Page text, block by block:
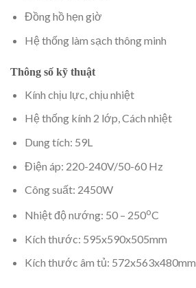
Đồng hồ hẹn giờ
Hệ thống làm sạch thông minh
Thông số kỹ thuật
Kính chịu lực, chịu nhiệt
Hệ thống kính 2 lớp, Cách nhiệt
Dung tích: 59L
Điện áp: 220-240V/50-60 Hz
Công suất: 2450W
Nhiệt độ nướng: 50 – 250oC
Kích thước: 595x590x505mm
Kích thước âm tủ: 572x563x480mm